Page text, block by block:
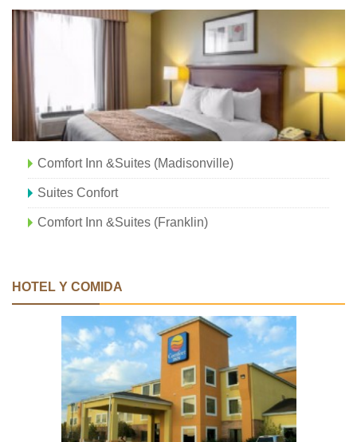
Comfort Inn &Suites (Madisonville)
Suites Confort
Comfort Inn &Suites (Franklin)
HOTEL Y COMIDA